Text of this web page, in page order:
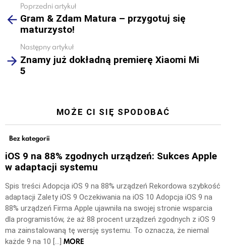
more
Poprzedni artykuł
Gram & Zdam Matura – przygotuj się
maturzysto!
Następny artykuł
Znamy już dokładną premierę Xiaomi Mi
5
MOŻE CI SIĘ SPODOBAĆ
Bez kategorii
iOS 9 na 88% zgodnych urządzeń: Sukces Apple
w adaptacji systemu
Spis treści Adopcja iOS 9 na 88% urządzeń Rekordowa szybkość
adaptacji Zalety iOS 9 Oczekiwania na iOS 10 Adopcja iOS 9 na
88% urządzeń Firma Apple ujawniła na swojej stronie wsparcia
dla programistów, że aż 88 procent urządzeń zgodnych z iOS 9
ma zainstalowaną tę wersję systemu. To oznacza, że niemal
każde 9 na 10 […] MORE